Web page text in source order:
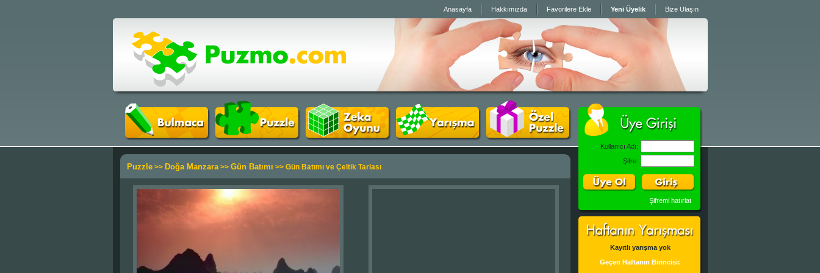
Anasayfa Hakkımızda Favorilere Ekle Yeni Üyelik Bize Ulaşın
Puzzle >> Doğa Manzara>> Gün Batımı >> Gün Batımı ve Çeltik Tarlası
Kullanıcı Adı:
Şifre:
Şifremi hatırlat
Kayıtlı yarışma yok
Geçen Haftanın Birincisi: